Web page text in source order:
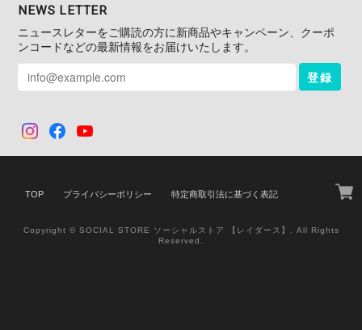
NEWS LETTER
ニュースレターをご購読の方に新商品やキャンペーン、クーポ
ンコードなどの最新情報をお届けいたします。
登録
TOP プライバシーポリシー 特定商取引法に基づく表記
Copyright © SOCIAL STORE ソーシャルストア 【レイダース】. All Rights
Reserved.